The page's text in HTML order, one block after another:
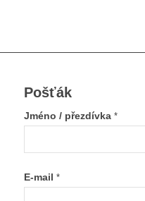
Pošťák
Jméno / přezdívka *
E-mail *